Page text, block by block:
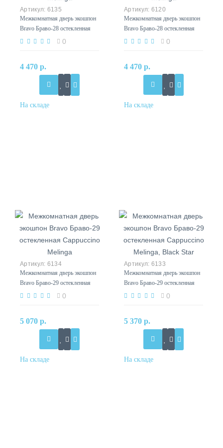
6135
Межкомнатная дверь экошпон
Bravo Браво-28 остекленная
Cappuccino Melinga
0
4 470 р.
6120
Межкомнатная дверь экошпон
Bravo Браво-28 остекленная
Wenge Melinga
0
4 470 р.
6134
Межкомнатная дверь экошпон
Bravo Браво-29 остекленная
Cappuccino Melinga
0
5 070 р.
6133
Межкомнатная дверь экошпон
Bravo Браво-29 остекленная
Cappuccino Melinga, Black Star
0
5 370 р.